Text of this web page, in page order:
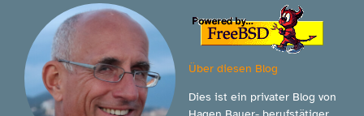
Über diesen Blog
Dies ist ein privater Blog von